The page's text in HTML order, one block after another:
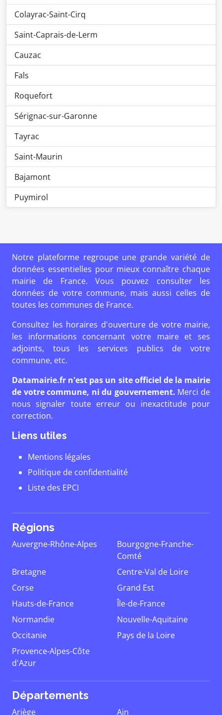
Colayrac-Saint-Cirq
Saint-Caprais-de-Lerm
Cauzac
Fals
Roquefort
Sérignac-sur-Garonne
Tayrac
Saint-Maurin
Bajamont
Puymirol
Notre plateforme regroupe une grande variété de
données essentielles pour mieux connaître chaque
mairie de France. Vous pouvez consulter les
données de votre commune, mais aussi celles de
toutes les communes de France.
Consultez les horaires d'ouverture de votre mairie,
les informations concernant votre maire et ses
adjoints, tous les services publics de votre
commune, etc.
Datamairie.fr n'est pas un site officiel de la mairie
de votre commune, ni du gouvernement. Merci de
nous signaler toute erreur ou inexactitude pour
correction.
Liens utiles
Mentions légales
Politique de confidentialité
Liste des EPCI
Régions
Auvergne-Rhône-Alpes
Bourgogne-Franche-
Comté
Bretagne
Centre-Val de Loire
Corse
Grand Est
Hauts-de-France
Île-de-France
Normandie
Nouvelle-Aquitaine
Occitanie
Pays de la Loire
Provence-Alpes-Côte
d'Azur
Départements
Ariège
Ain